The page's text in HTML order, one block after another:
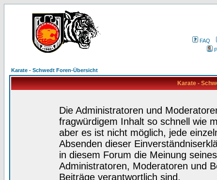
FAQ
Karate - Schwedt Foren-Übersicht
Karate -
Die Administratoren und
fragwürdigem Inhalt so schnell wie
aber es ist nicht möglich, jede
Absenden dieser
in diesem Forum die Meinung
Administratoren, Moderatoren und
Beiträge verantwortlich sind.